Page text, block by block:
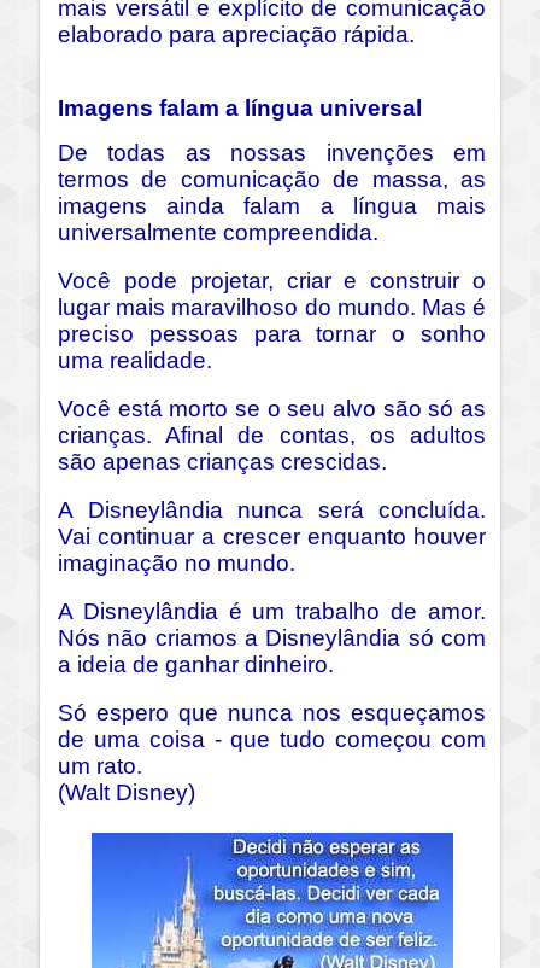
mais versátil e explícito de comunicação
elaborado para apreciação rápida.
Imagens falam a língua universal
De todas as nossas invenções em
termos de comunicação de massa, as
imagens ainda falam a língua mais
universalmente compreendida.
Você pode projetar, criar e construir o
lugar mais maravilhoso do mundo. Mas é
preciso pessoas para tornar o sonho
uma realidade.
Você está morto se o seu alvo são só as
crianças. Afinal de contas, os adultos
são apenas crianças crescidas.
A Disneylândia nunca será concluída.
Vai continuar a crescer enquanto houver
imaginação no mundo.
A Disneylândia é um trabalho de amor.
Nós não criamos a Disneylândia só com
a ideia de ganhar dinheiro.
Só espero que nunca nos esqueçamos
de uma coisa - que tudo começou com
um rato.
(Walt Disney)